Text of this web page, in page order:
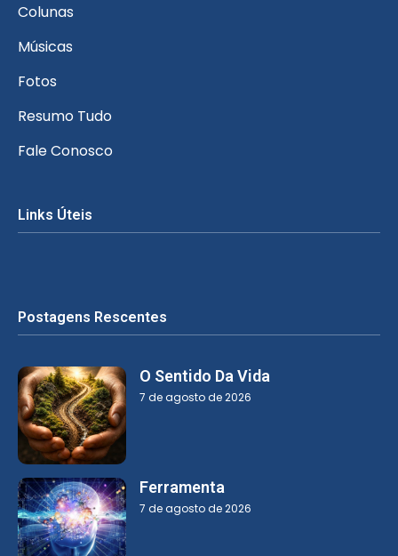
Colunas
Músicas
Fotos
Resumo Tudo
Fale Conosco
Links Úteis
Postagens Rescentes
O Sentido Da Vida
7 de agosto de 2026
Ferramenta
7 de agosto de 2026